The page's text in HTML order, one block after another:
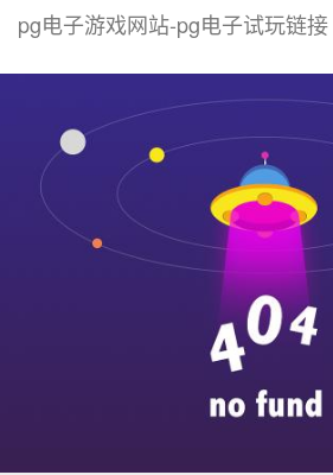
pg电子游戏网站-pg电子试玩链接